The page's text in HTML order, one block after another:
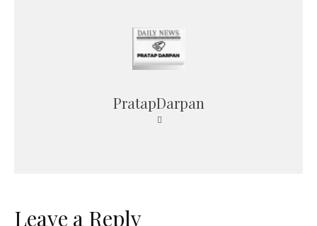
PratapDarpan
Leave a Reply